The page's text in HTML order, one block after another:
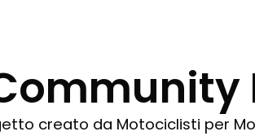
creato da Motociclisti per